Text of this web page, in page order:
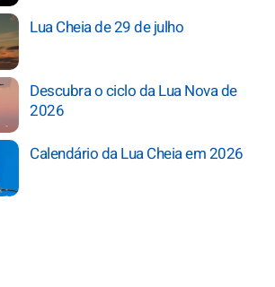
Lua Cheia de 29 de julho
Descubra o ciclo da Lua Nova de
2026
Calendário da Lua Cheia em 2026